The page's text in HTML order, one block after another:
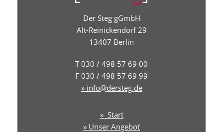
Der Steg gGmbH
Alt-Reinickendorf 29
13407 Berlin
T 030 / 498 57 69 00
F 030 / 498 57 69 99
» info@dersteg.de
» Start
» Unser Angebot